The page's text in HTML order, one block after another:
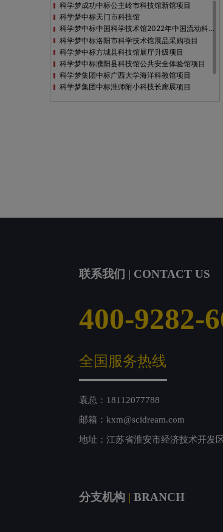
科学梦成功中标公主岭市科技馆新馆项目
科学梦中标天门市科技馆
科学梦中标中国科学技术馆2022年中国流动科技馆展览采购
科学梦中标洛阳市科学技术馆展品采购项目
科学梦中标方城县科技馆展厅升级项目
科学梦中标濮阳县科技馆公共安全体验馆项目
科学梦集团中标广西大学海洋科教馆项目
科学梦集团中标淮师附小科技长廊展项目
联系我们 | CONTACT US
400-9282-
全国服务热线
袁总：18112077788
邮箱：kxm@scidream.com
地址：江苏省淮安市经济技术开发
分支机构 | BRANCH